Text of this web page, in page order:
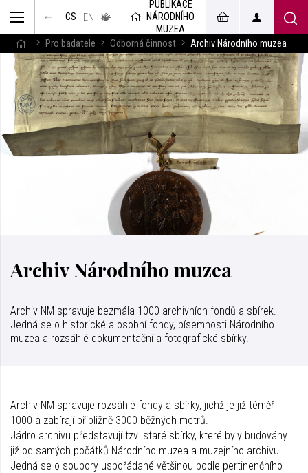
CS EN
v českém
jazyce
PUBLIKACE
NÁRODNÍHO
MUZEA
Pro badatele
Odborná činnost Archiv Národního muzea
Archiv Národního muzea
Archiv NM spravuje bezmála 1000 archivních fondů a sbírek.
Jedná se o historické a osobní fondy, písemnosti Národního
muzea a rozsáhlé dokumentační a fotografické sbírky.
Archiv NM spravuje rozsáhlé fondy a sbírky, jichž je již téměř
1000 a zabírají přibližně 3000 běžných metrů.
Jádro archivu představují tzv. staré sbírky, které byly budovány
již od samých počátků Národního muzea a muzejního archivu.
Jedná se o soubory uspořádané většinou podle pertinenčního